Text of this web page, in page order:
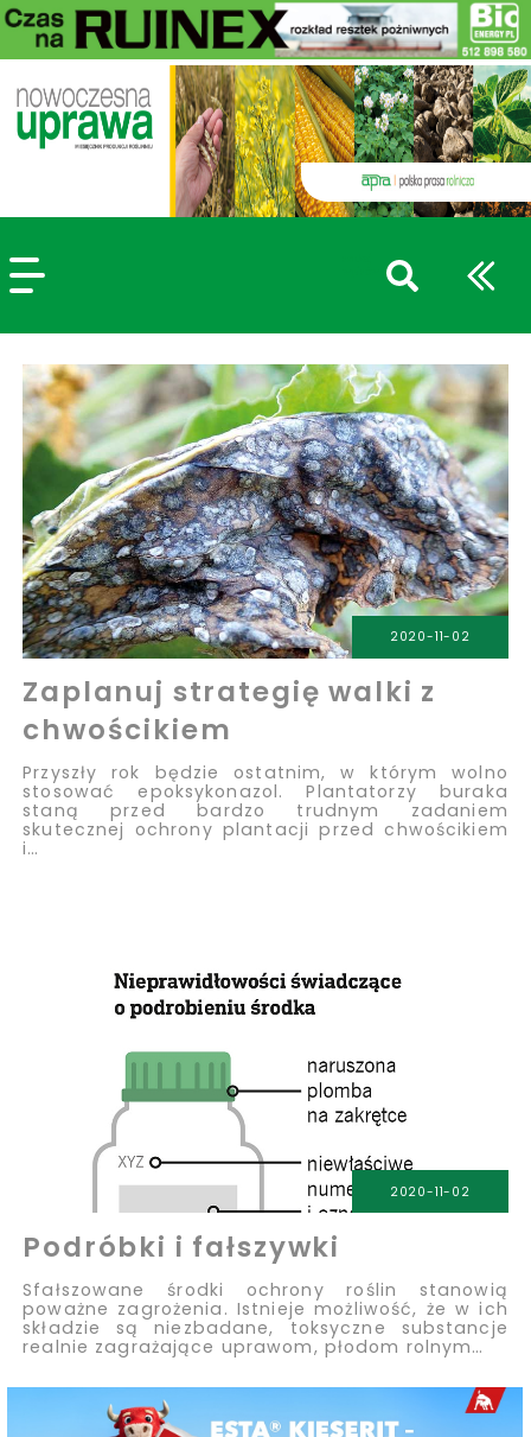
2020-11-02
Zaplanuj strategię walki z
chwościkiem
Przyszły rok będzie ostatnim, w którym wolno
stosować epoksykonazol. Plantatorzy buraka
staną przed bardzo trudnym zadaniem
skutecznej ochrony plantacji przed chwościkiem
i…
2020-11-02
Podróbki i fałszywki
Sfałszowane środki ochrony roślin stanowią
poważne zagrożenia. Istnieje możliwość, że w ich
składzie są niezbadane, toksyczne substancje
realnie zagrażające uprawom, płodom rolnym…